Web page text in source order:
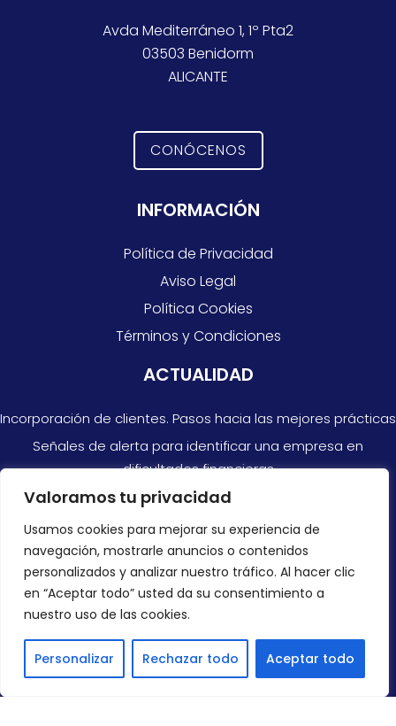
Valoramos tu privacidad
Usamos cookies para mejorar su experiencia de
navegación, mostrarle anuncios o contenidos
personalizados y analizar nuestro tráfico. Al hacer clic
en “Aceptar todo” usted da su consentimiento a
nuestro uso de las cookies.
Personalizar Rechazar todo Aceptar todo
Avda Mediterráneo 1, 1º Pta2
03503 Benidorm
ALICANTE
CONÓCENOS
INFORMACIÓN
Política de Privacidad
Aviso Legal
Política Cookies
Términos y Condiciones
ACTUALIDAD
Incorporación de clientes. Pasos hacia las mejores prácticas
Señales de alerta para identificar una empresa en
dificultades financieras
Razones por las que no siempre puedes confiar en las
CONTACTAR
+34 966 878 300
info@ondirect.es